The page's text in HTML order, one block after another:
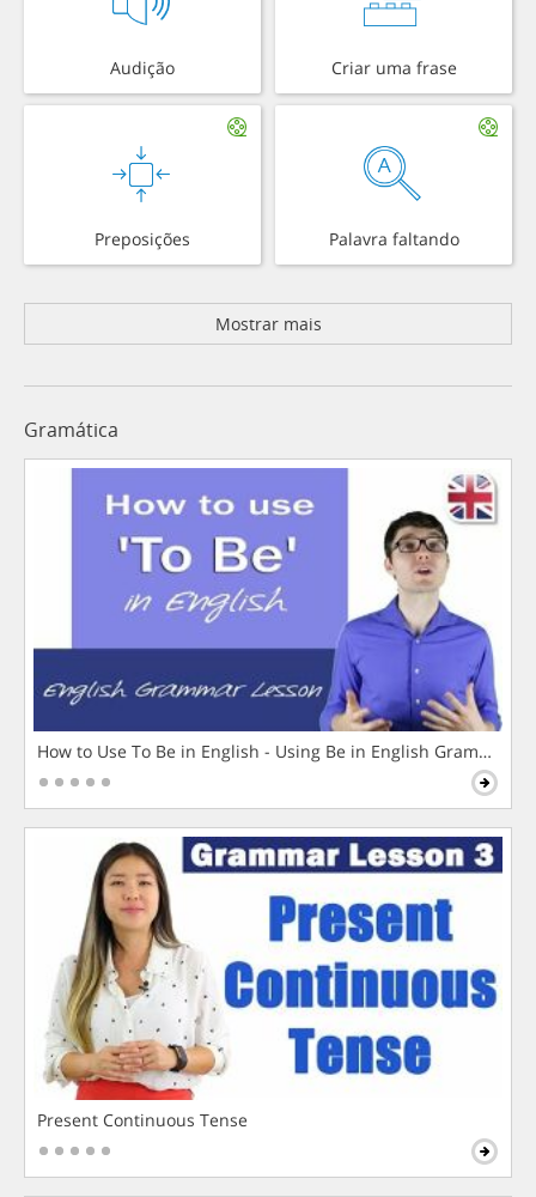
Audição Criar uma frase
Preposições Palavra faltando
Mostrar mais
Gramática
How to Use To Be in English - Using Be in English Grammar
Present Continuous Tense